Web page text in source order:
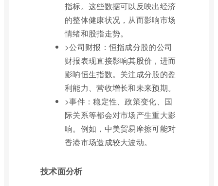
指标。这些数据可以反映出经济
的整体健康状况，从而影响市场
情绪和股指走势。
>公司财报：恒指成分股的公司
财报表现直接影响其股价，进而
影响恒生指数。关注成分股的盈
利能力、营收增长和未来预期。
>事件：稳定性、政策变化、国
际关系等都会对市场产生重大影
响。例如，中美贸易摩擦可能对
香港市场造成较大波动。
技术面分析